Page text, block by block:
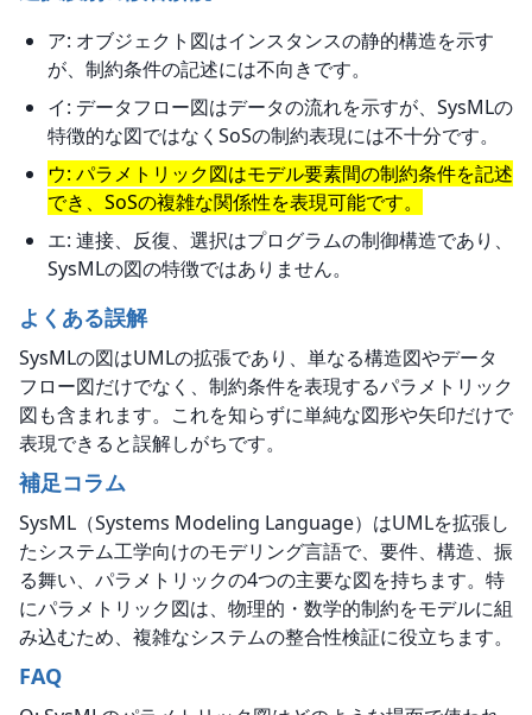
ア: オブジェクト図はインスタンスの静的構造を示す
が、制約条件の記述には不向きです。
イ: データフロー図はデータの流れを示すが、SysMLの
特徴的な図ではなくSoSの制約表現には不十分です。
ウ: パラメトリック図はモデル要素間の制約条件を記述
でき、SoSの複雑な関係性を表現可能です。
エ: 連接、反復、選択はプログラムの制御構造であり、
SysMLの図の特徴ではありません。
よくある誤解
SysMLの図はUMLの拡張であり、単なる構造図やデータ
フロー図だけでなく、制約条件を表現するパラメトリック
図も含まれます。これを知らずに単純な図形や矢印だけで
表現できると誤解しがちです。
補足コラム
SysML（Systems Modeling Language）はUMLを拡張し
たシステム工学向けのモデリング言語で、要件、構造、振
る舞い、パラメトリックの4つの主要な図を持ちます。特
にパラメトリック図は、物理的・数学的制約をモデルに組
み込むため、複雑なシステムの整合性検証に役立ちます。
FAQ